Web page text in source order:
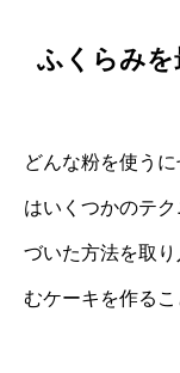
ふくらみを
どんな粉を使う
はいくつかのテ
づいた方法を取
むケーキを作るこ